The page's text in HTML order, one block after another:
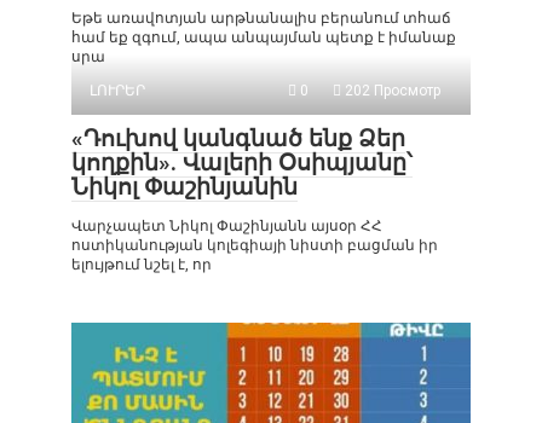
Եթե առավոտյան արթնանալիս բերանում տհաճ
համ եք զգում, ապա անպայման պետք է իմանաք
սրա
ԼՈՒՐԵՐ
0 202 Просмотр
«Դուխով կանգնած ենք Ձեր
կողքին». Վալերի Օսիպյանը՝
Նիկոլ Փաշինյանին
Վարչապետ Նիկոլ Փաշինյանն այսօր ՀՀ
ոստիկանության կոլեգիայի նիստի բացման իր
ելույթում նշել է, որ